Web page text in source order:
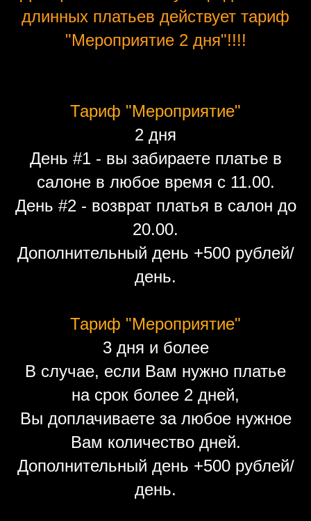
длинных платьев действует тариф
"Мероприятие 2 дня"!!!!
Тариф "Мероприятие"
2 дня
День #1 - вы забираете платье в
салоне в любое время с 11.00.
День #2 - возврат платья в салон до
20.00.
Дополнительный день +500 рублей/
день.
Тариф "Мероприятие"
3 дня и более
В случае, если Вам нужно платье
на срок более 2 дней,
Вы доплачиваете за любое нужное
Вам количество дней.
Дополнительный день +500 рублей/
день.